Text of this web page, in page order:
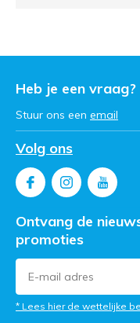
Heb je een vraag?
Stuur ons een email
Volg ons
Ontvang de
promoties
* Lees hier de wettelijke